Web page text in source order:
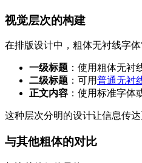
视觉层次的构建
在排版设计中，粗体无衬线字
一级标题 ：使用粗体无衬
二级标题 ：可用普通无衬
正文内容 ：使用标准字体
这种层次分明的设计让信息传达
与其他粗体的对比